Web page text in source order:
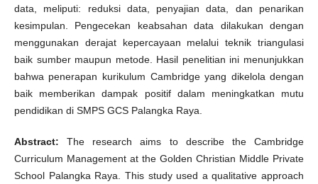
data, meliputi: reduksi data, penyajian data, dan penarikan
kesimpulan. Pengecekan keabsahan data dilakukan dengan
menggunakan derajat kepercayaan melalui teknik triangulasi
baik sumber maupun metode. Hasil penelitian ini menunjukkan
bahwa penerapan kurikulum Cambridge yang dikelola dengan
baik memberikan dampak positif dalam meningkatkan mutu
pendidikan di SMPS GCS Palangka Raya.
Abstract: The research aims to describe the Cambridge
Curriculum Management at the Golden Christian Middle Private
School Palangka Raya. This study used a qualitative approach